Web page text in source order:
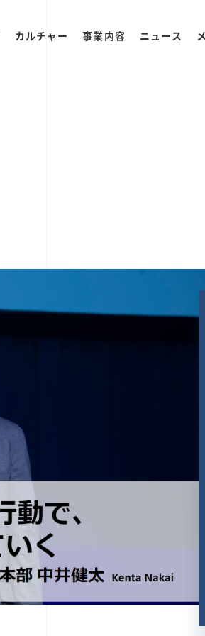
カルチャー 事業内容 ニュース